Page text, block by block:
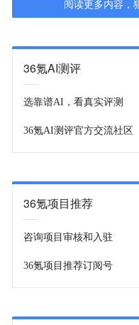
阅读更多内容，
36氪AI测评
选靠谱AI，看真实评测
36氪AI测评官方交流社区
36氪项目推荐
咨询项目审核和入驻
36氪项目推荐订阅号